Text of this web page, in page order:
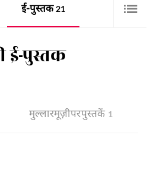
ई-पुस्तक 21
ई-पुस्तक
मुल्ला रमूज़ी पर पुस्तकें 1